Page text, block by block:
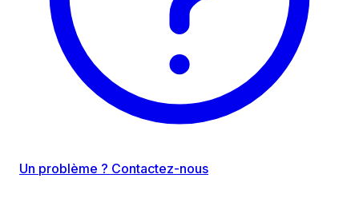
Un problème ? Contactez-nous